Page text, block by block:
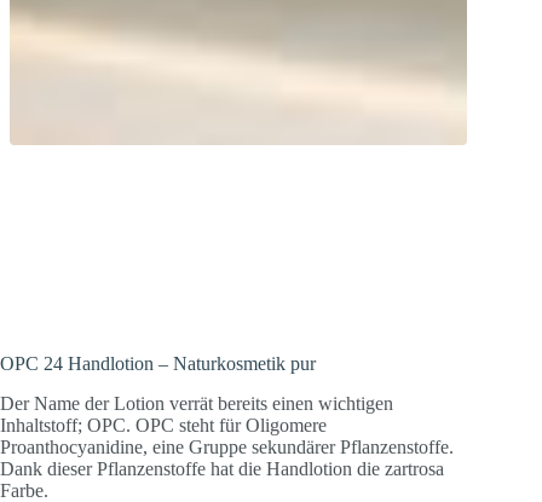
OPC 24 Handlotion – Naturkosmetik pur
Der Name der Lotion verrät bereits einen wichtigen
Inhaltstoff; OPC. OPC steht für Oligomere
Proanthocyanidine, eine Gruppe sekundärer Pflanzenstoffe.
Dank dieser Pflanzenstoffe hat die Handlotion die zartrosa
Farbe.